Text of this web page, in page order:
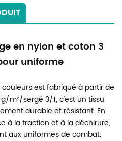
en nylon et coton 3
uniforme
est fabriqué à partir de
m²/sergé 3/1, c'est un tissu
durable et résistant. En
à la traction et à la déchirure,
aux uniformes de combat.